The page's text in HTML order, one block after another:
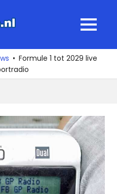
MENU
Formule 1 tot 2029 live